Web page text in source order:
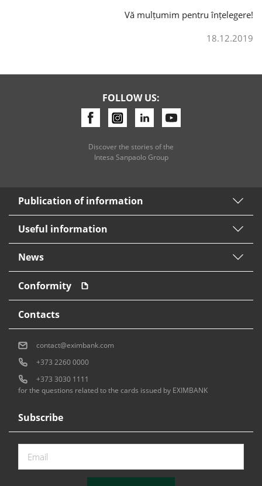
Vă mulțumim pentru înțelegere!
18.12.2019
FOLLOW US:
Discover the stories of the
Intesa Sanpaolo Group
Publication of information
Useful information
News
Conformity
Subscribe
Contacts
contact@eximbank.com
+373 2260 0000
+373 3030 1111
for the questions related to the cards issued by EXIMBANK